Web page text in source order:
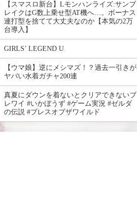
【スマスロ新台】Lモンハンライズ:サンブ
レイクはG数上乗せ型AT機へ…。ボーナス
連打型を捨てて大丈夫なのか【本気の2万
台導入】
GIRLS’ LEGEND U
【ウマ娘】逆にメシマズ！？過去一引きが
ヤバい水着ガチャ200連
真夏にダウンを着ないとクリアできないブ
レワイ #いかぼうず #ゲーム実況 #ゼルダ
の伝説 #ブレスオブザワイルド